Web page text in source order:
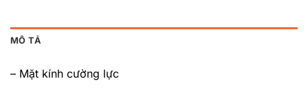
MÔ TẢ
– Mặt kính cường lực